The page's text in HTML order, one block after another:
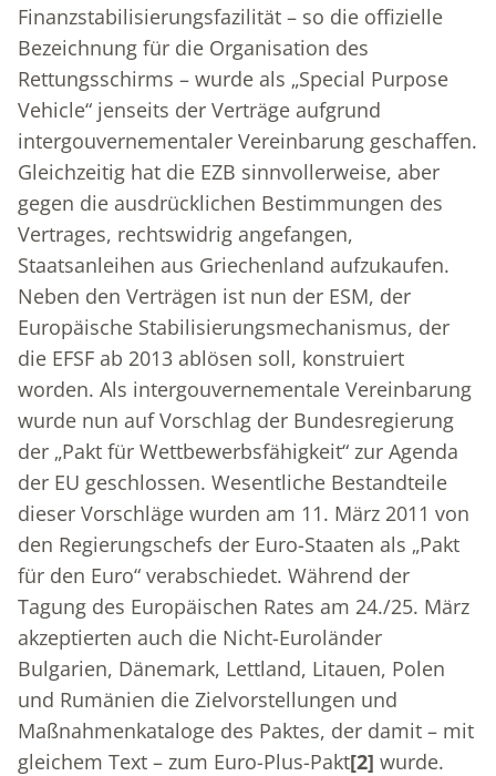
Finanzstabilisierungsfazilität – so die offizielle
Bezeichnung für die Organisation des
Rettungsschirms – wurde als „Special Purpose
Vehicle“ jenseits der Verträge aufgrund
intergouvernementaler Vereinbarung geschaffen.
Gleichzeitig hat die EZB sinnvollerweise, aber
gegen die ausdrücklichen Bestimmungen des
Vertrages, rechtswidrig angefangen,
Staatsanleihen aus Griechenland aufzukaufen.
Neben den Verträgen ist nun der ESM, der
Europäische Stabilisierungsmechanismus, der
die EFSF ab 2013 ablösen soll, konstruiert
worden. Als intergouvernementale Vereinbarung
wurde nun auf Vorschlag der Bundesregierung
der „Pakt für Wettbewerbsfähigkeit“ zur Agenda
der EU geschlossen. Wesentliche Bestandteile
dieser Vorschläge wurden am 11. März 2011 von
den Regierungschefs der Euro-Staaten als „Pakt
für den Euro“ verabschiedet. Während der
Tagung des Europäischen Rates am 24./25. März
akzeptierten auch die Nicht-Euroländer
Bulgarien, Dänemark, Lettland, Litauen, Polen
und Rumänien die Zielvorstellungen und
Maßnahmenkataloge des Paktes, der damit – mit
gleichem Text – zum Euro-Plus-Pakt[2] wurde.